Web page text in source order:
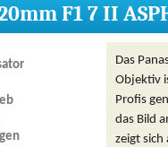
F1 7 II
Das
Objektiv
Profis
das Bild
zeigt sich